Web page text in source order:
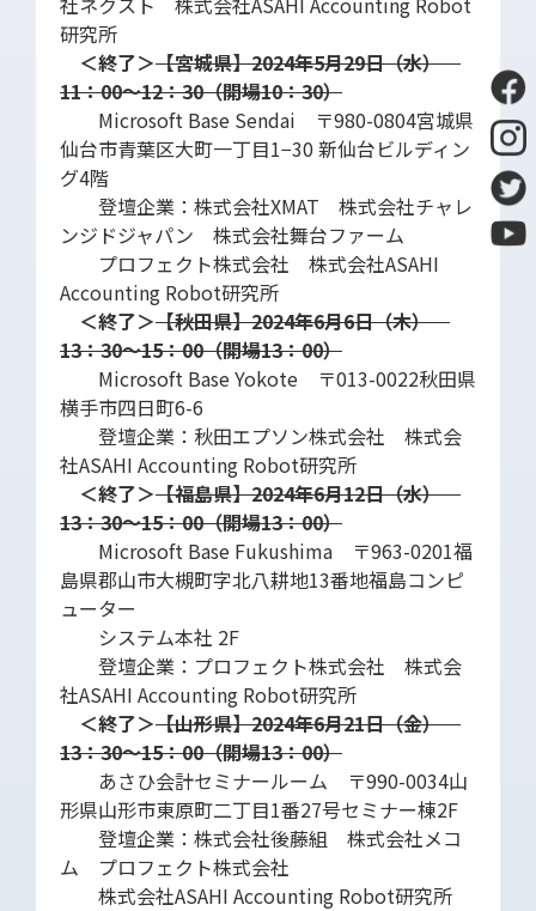
研究所
＜終了＞【宮城県】2024年5月29日（水）
11：00～12：30（開場10：30）
Microsoft Base Sendai 〒980-0804宮城県
仙台市青葉区大町一丁目1−30 新仙台ビルディン
グ4階
登壇企業：株式会社XMAT 株式会社チャレ
ンジドジャパン 株式会社舞台ファーム
プロフェクト株式会社 株式会社ASAHI
Accounting Robot研究所
＜終了＞【秋田県】2024年6月6日（木）
13：30～15：00（開場13：00）
Microsoft Base Yokote 〒013-0022秋田県
横手市四日町6-6
登壇企業：秋田エプソン株式会社 株式会
社ASAHI Accounting Robot研究所
＜終了＞【福島県】2024年6月12日（水）
13：30～15：00（開場13：00）
Microsoft Base Fukushima 〒963-0201福
島県郡山市大槻町字北八耕地13番地福島コンピ
ューター
システム本社 2F
登壇企業：プロフェクト株式会社 株式会
社ASAHI Accounting Robot研究所
＜終了＞【山形県】2024年6月21日（金）
13：30～15：00（開場13：00）
あさひ会計セミナールーム 〒990-0034山
形県山形市東原町二丁目1番27号セミナー棟2F
登壇企業：株式会社後藤組 株式会社メコ
ム プロフェクト株式会社
株式会社ASAHI Accounting Robot研究所